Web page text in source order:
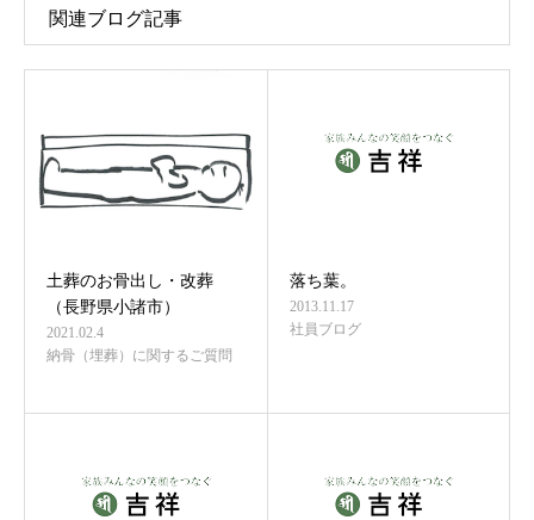
関連ブログ記事
土葬のお骨出し・改葬
（長野県小諸市）
2021.02.4
納骨（埋葬）に関するご質問
落ち葉。
2013.11.17
社員ブログ